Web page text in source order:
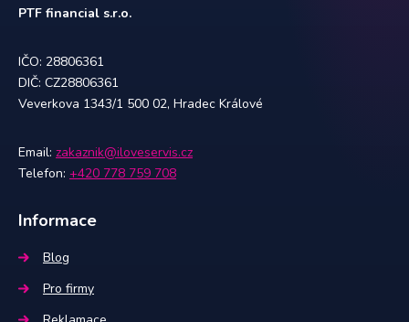
PTF financial s.r.o.
IČO: 28806361
DIČ: CZ28806361
Veverkova 1343/1 500 02, Hradec Králové
Email: zakaznik@iloveservis.cz
Telefon: +420 778 759 708
Informace
Blog
Pro firmy